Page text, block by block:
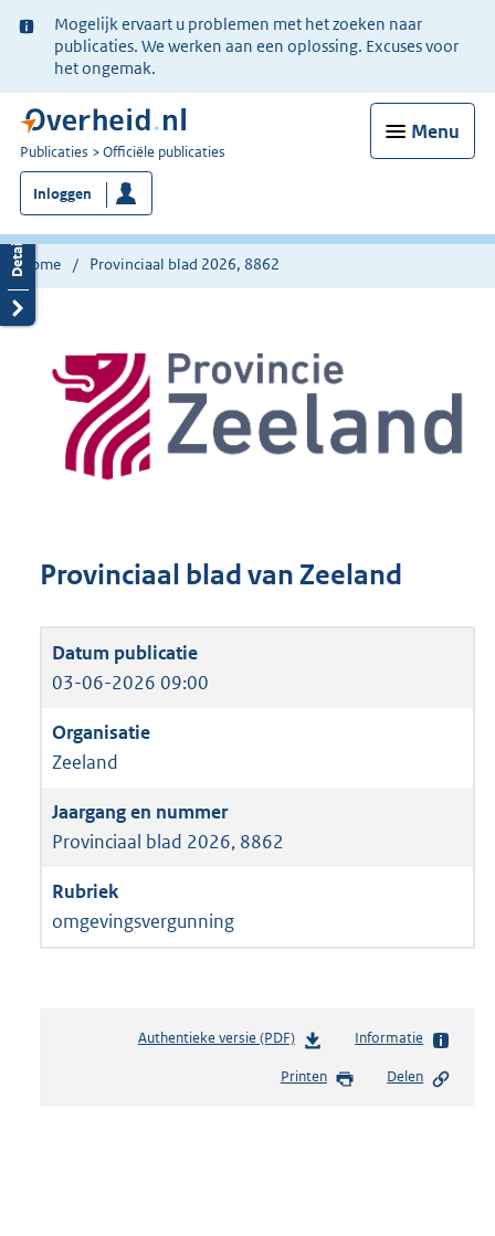
Ter
informatie:
Mogelijk ervaart u problemen met het zoeken naar
publicaties. We werken aan een oplossing. Excuses voor
het ongemak.
Menu
U
bent
nu
hier:
Publicaties Officiële publicaties
Inloggen
Home Provinciaal blad 2026, 8862
Provinciaal blad van Zeeland
03-06-2026 09:00
Zeeland
Provinciaal blad 2026, 8862
omgevingsvergunning
Authentieke versie (PDF)b
s
Informatie
Printen Delen